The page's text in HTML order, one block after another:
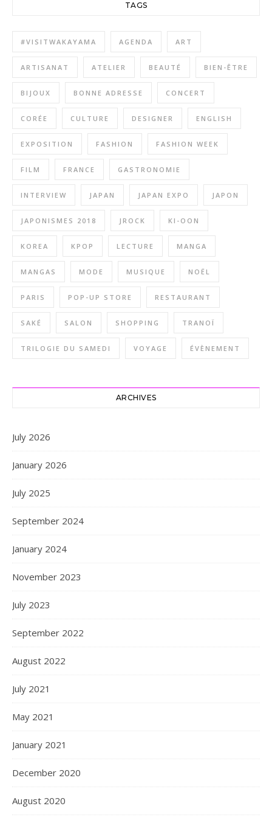
TAGS
#VISITWAKAYAMA AGENDA ART
ARTISANAT ATELIER BEAUTÉ BIEN-ÊTRE
BIJOUX BONNE ADRESSE CONCERT
CORÉE CULTURE DESIGNER ENGLISH
EXPOSITION FASHION FASHION WEEK
FILM FRANCE GASTRONOMIE
INTERVIEW JAPAN JAPAN EXPO JAPON
JAPONISMES 2018 JROCK KI-OON
KOREA KPOP LECTURE MANGA
MANGAS MODE MUSIQUE NOËL
PARIS POP-UP STORE RESTAURANT
SAKÉ SALON SHOPPING TRANOÏ
TRILOGIE DU SAMEDI VOYAGE ÉVÈNEMENT
ARCHIVES
July 2026
January 2026
July 2025
September 2024
January 2024
November 2023
July 2023
September 2022
August 2022
July 2021
May 2021
January 2021
December 2020
August 2020